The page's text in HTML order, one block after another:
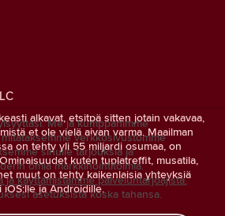
alkavat, etsitpä sitten jotain vakavaa,
et ole vielä aivan varma. Maailman
on tehty yli 55 miljardi osumaa, on
kuten tuplatreffit, musatila,
muut on tehty kaikenlaisia yhteyksiä
iOS:lle ja Androidille.
Me ja kumppanimme
verkkosivustomme
sinulle tarjouksia ja
omia markkinointitoimia.
ja käyttämistämme palveluntarjoajista.
asetuksista koska tahansa.